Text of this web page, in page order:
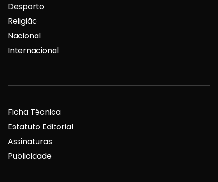
Desporto
Religião
Nacional
Internacional
Ficha Técnica
Estatuto Editorial
Assinaturas
Publicidade